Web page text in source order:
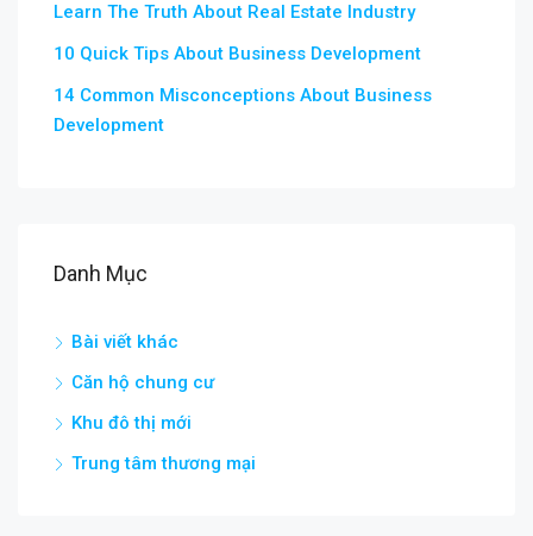
Learn The Truth About Real Estate Industry
10 Quick Tips About Business Development
14 Common Misconceptions About Business
Development
Danh Mục
Bài viết khác
Căn hộ chung cư
Khu đô thị mới
Trung tâm thương mại